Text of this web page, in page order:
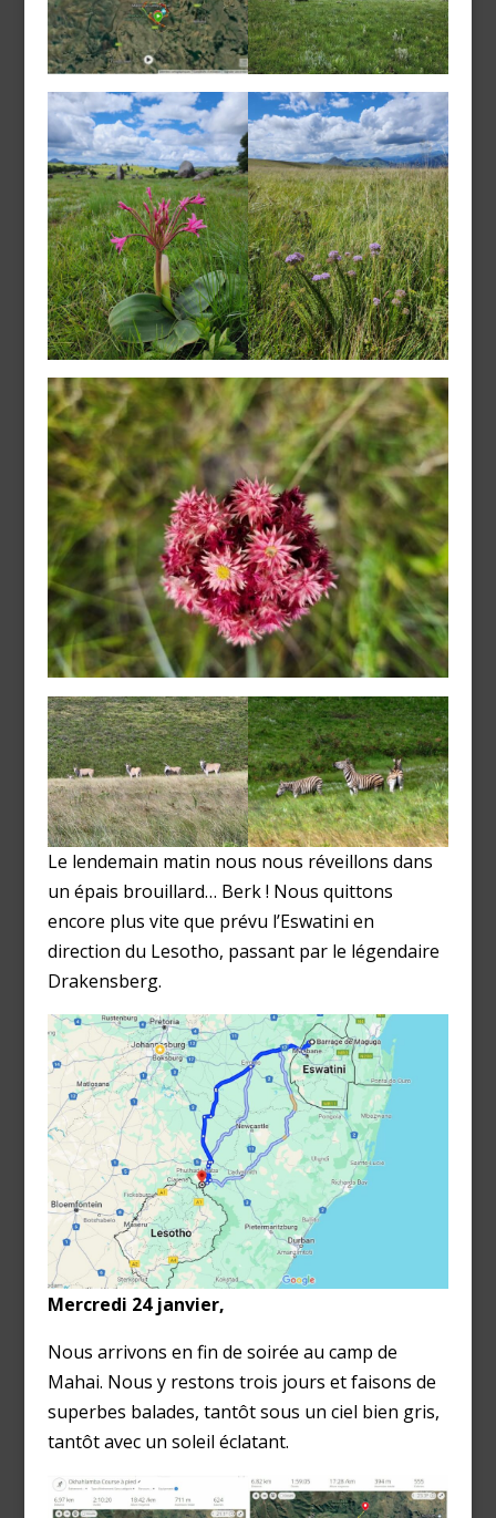
Le lendemain matin nous nous réveillons dans
un épais brouillard… Berk ! Nous quittons
encore plus vite que prévu l’Eswatini en
direction du Lesotho, passant par le légendaire
Drakensberg.
Mercredi 24 janvier,
Nous arrivons en fin de soirée au camp de
Mahai. Nous y restons trois jours et faisons de
superbes balades, tantôt sous un ciel bien gris,
tantôt avec un soleil éclatant.